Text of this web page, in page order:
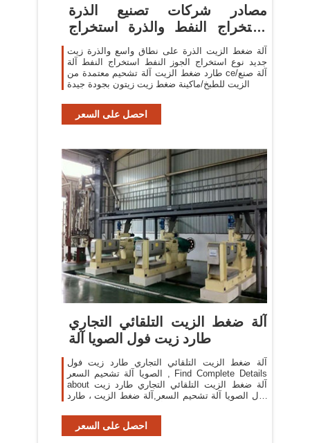
مصادر شركات تصنيع الذرة
استخراج النفط والذرة استخراج
آلة ضغط الزيت الذرة على نطاق واسع والذرة زيت
جديد نوع استخراج الجوز النفط استخراج النفط آلة
طارد ضغط الزيت آلة تشحيم معتمدة من ce/آلة صنع
الزيت للطبخ/ماكينة ضغط زيت زيتون بجودة جيدة
احصل على السعر
آلة ضغط الزيت التلقائي التجاري
طارد زيت فول الصويا آلة
آلة ضغط الزيت التلقائي التجاري طارد زيت فول
الصويا آلة تشحيم السعر , Find Complete Details
about آلة ضغط الزيت التلقائي التجاري طارد زيت
فول الصويا آلة تشحيم السعر,آلة ضغط الزيت ، طارد
Pressers Supplier
احصل على السعر